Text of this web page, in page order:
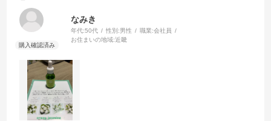
なみき
年代:50代 性別:男性 職業:会社員
お住まいの地域:近畿